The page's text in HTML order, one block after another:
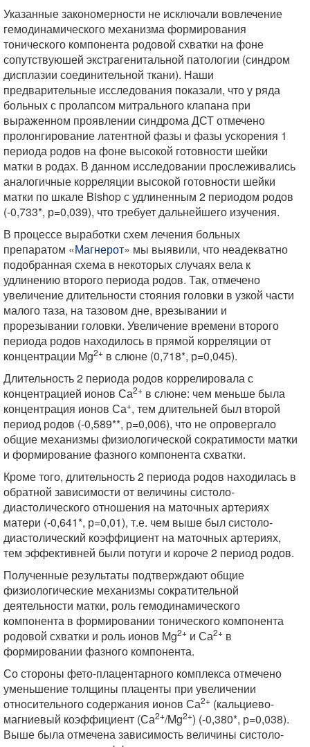
Указанные закономерности не исключали вовлечение
гемодинамического механизма формирования
тонического компонента родовой схватки на фоне
сопутствуюшей экстрагенитальной патологии (синдром
дисплазии соединительной ткани). Наши
предварительные исследования показали, что у ряда
больных с пролапсом митрального клапана при
выраженном проявлении синдрома ДСТ отмечено
пролонгирование латентной фазы и фазы ускорения 1
периода родов на фоне высокой готовности шейки
матки в родах. В данном исследовании прослеживались
аналогичные корреляции высокой готовности шейки
матки по шкале Bishop с удлиненным 2 периодом родов
(-0,733*, р=0,039), что требует дальнейшего изучения.
В процессе выработки схем лечения больных
препаратом «Магнерот» мы выявили, что неадекватно
подобранная схема в некоторых случаях вела к
удлинению второго периода родов. Так, отмечено
увеличение длительности стояния головки в узкой части
малого таза, на тазовом дне, врезывании и
прорезывании головки. Увеличение времени второго
периода родов находилось в прямой корреляции от
концентрации Mg2+ в слюне (0,718*, р=0,045).
Длительность 2 периода родов коррелировала с
концентрацией ионов Са2+ в слюне: чем меньше была
концентрация ионов Са+, тем длительней был второй
период родов (-0,589**, р=0,006), что не опровергало
общие механизмы физиологической сократимости матки
и формирование фазного компонента схватки.
Кроме того, длительность 2 периода родов находилась в
обратной зависимости от величины систоло-
диастолического отношения на маточных артериях
матери (-0,641*, р=0,01), т.е. чем выше был систоло-
диастолический коэффициент на маточных артериях,
тем эффективней были потуги и короче 2 период родов.
Полученные результаты подтверждают общие
физиологические механизмы сократительной
деятельности матки, роль гемодинамического
компонента в формировании тонического компонента
родовой схватки и роль ионов Mg2+ и Са2+ в
формировании фазного компонента.
Со стороны фето-плацентарного комплекса отмечено
уменьшение толщины плаценты при увеличении
относительного содержания ионов Са2+ (кальциево-
магниевый коэффициент (Са2+/Mg2+) (-0,380*, р=0,038).
Выше была отмечена зависимость величины систоло-